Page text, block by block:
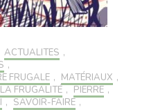
ACTUALITÉS ,
,
FRUGALE , MATÉRIAUX ,
FRUGALITÉ , PIERRE ,
, SAVOIR-FAIRE ,